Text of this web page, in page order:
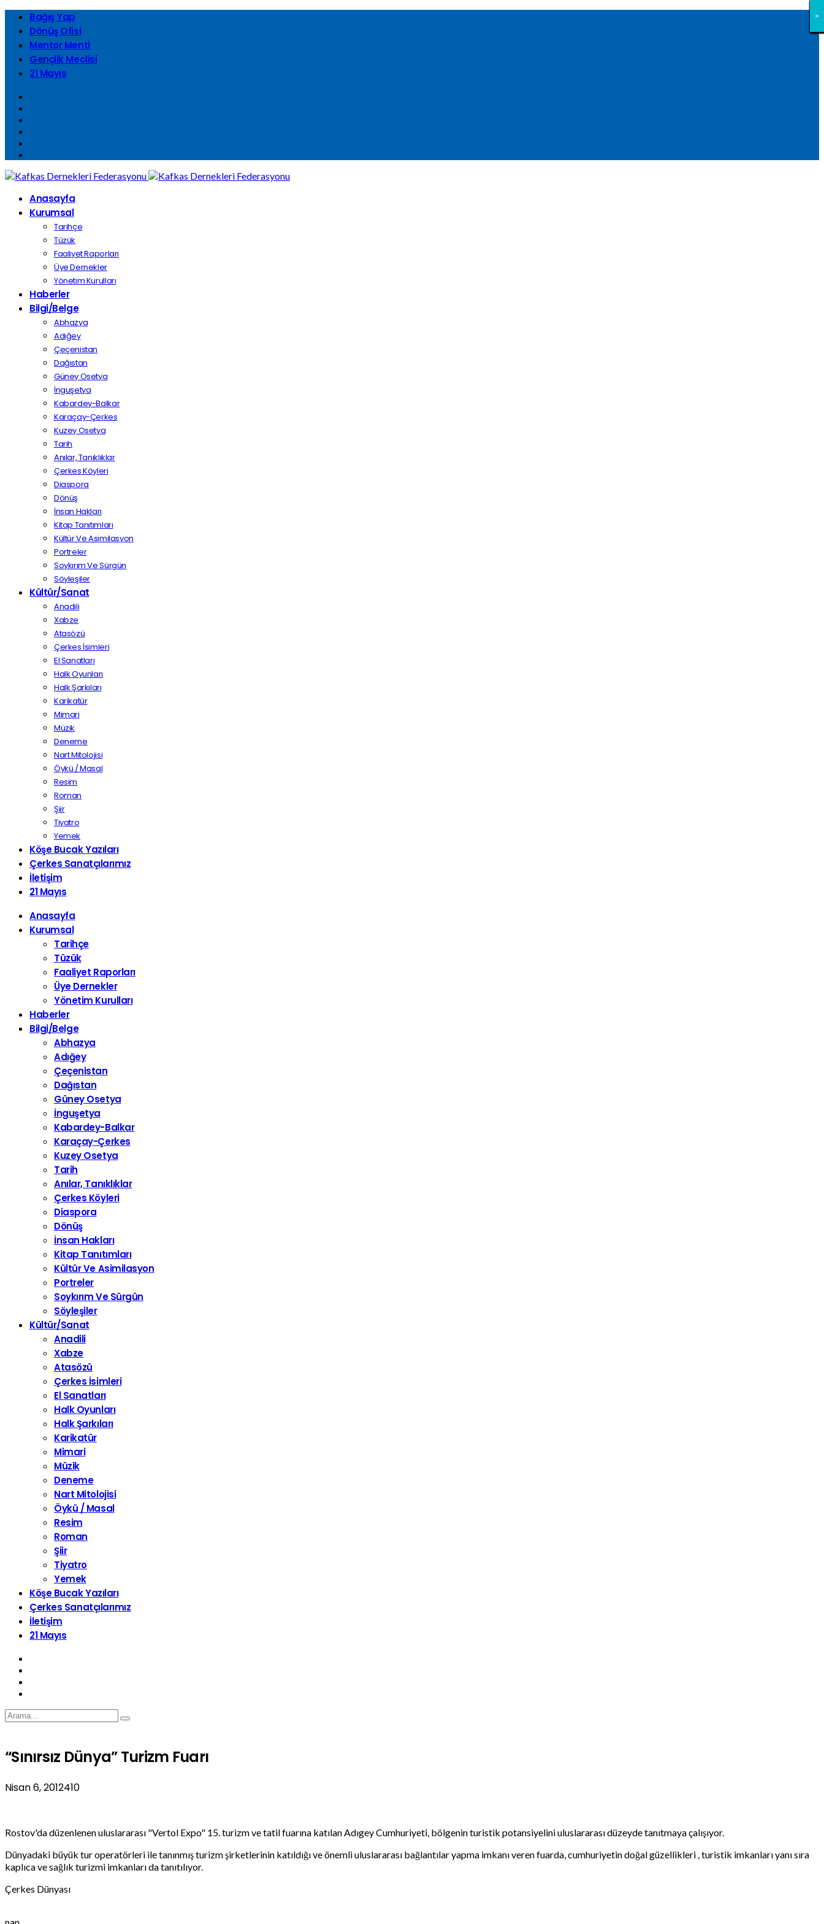
Bağış Yap
Dönüş Ofisi
Mentor Menti
Gençlik Meclisi
21 Mayıs
Anasayfa
Kurumsal
Tarihçe
Tüzük
Faaliyet Raporları
Üye Dernekler
Yönetim Kurulları
Haberler
Bilgi/Belge
Abhazya
Adığey
Çeçenistan
Dağıstan
Güney Osetya
İnguşetya
Kabardey-Balkar
Karaçay-Çerkes
Kuzey Osetya
Tarih
Anılar, Tanıklıklar
Çerkes Köyleri
Diaspora
Dönüş
İnsan Hakları
Kitap Tanıtımları
Kültür Ve Asimilasyon
Portreler
Soykırım Ve Sürgün
Söyleşiler
Kültür/Sanat
Anadili
Xabze
Atasözü
Çerkes İsimleri
El Sanatları
Halk Oyunları
Halk Şarkıları
Karikatür
Mimari
Müzik
Deneme
Nart Mitolojisi
Öykü / Masal
Resim
Roman
Şiir
Tiyatro
Yemek
Köşe Bucak Yazıları
Çerkes Sanatçılarımız
İletişim
21 Mayıs
Anasayfa
Kurumsal
Tarihçe
Tüzük
Faaliyet Raporları
Üye Dernekler
Yönetim Kurulları
Haberler
Bilgi/Belge
Abhazya
Adığey
Çeçenistan
Dağıstan
Güney Osetya
İnguşetya
Kabardey-Balkar
Karaçay-Çerkes
Kuzey Osetya
Tarih
Anılar, Tanıklıklar
Çerkes Köyleri
Diaspora
Dönüş
İnsan Hakları
Kitap Tanıtımları
Kültür Ve Asimilasyon
Portreler
Soykırım Ve Sürgün
Söyleşiler
Kültür/Sanat
Anadili
Xabze
Atasözü
Çerkes İsimleri
El Sanatları
Halk Oyunları
Halk Şarkıları
Karikatür
Mimari
Müzik
Deneme
Nart Mitolojisi
Öykü / Masal
Resim
Roman
Şiir
Tiyatro
Yemek
Köşe Bucak Yazıları
Çerkes Sanatçılarımız
İletişim
21 Mayıs
“Sınırsız Dünya” Turizm Fuarı
Nisan 6, 2012410
Rostov'da düzenlenen uluslararası "Vertol Expo" 15. turizm ve tatil fuarına katılan Adıgey Cumhuriyeti, bölgenin turistik potansiyelini uluslararası düzeyde tanıtmaya çalışıyor.
Dünyadaki büyük tur operatörleri ile tanınmış turizm şirketlerinin katıldığı ve önemli uluslararası bağlantılar yapma imkanı veren fuarda, cumhuriyetin doğal güzellikleri , turistik imkanları yanı sıra
kaplıca ve sağlık turizmi imkanları da tanıtılıyor.
Çerkes Dünyası
×
×
×
×
×
×
×
×
×
×
×
×
×
×
×
×
×
×
×
×
×
×
×
×
×
×
×
×
×
×
×
×